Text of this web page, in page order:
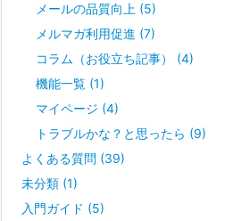
メールの品質向上 (5)
メルマガ利用促進 (7)
コラム（お役立ち記事） (4)
機能一覧 (1)
マイページ (4)
トラブルかな？と思ったら (9)
よくある質問 (39)
未分類 (1)
入門ガイド (5)